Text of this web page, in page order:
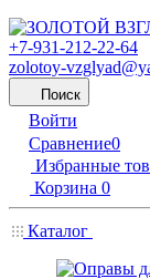
+7-931-212-22-64
zolotoy-
Поиск
Войти
Сравнение0
Избранные
Корзина 0
Каталог